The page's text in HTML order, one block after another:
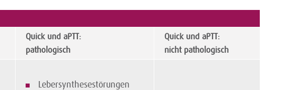
Quick und aPTT:
pathologisch
Quick und aPTT:
nicht pathologisch
Lebersynthesestörungen